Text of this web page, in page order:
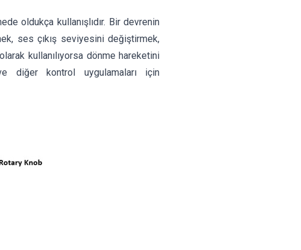
oldukça kullanışlıdır. Bir devrenin
ses çıkış seviyesini değiştirmek,
kullanılıyorsa dönme hareketini
diğer kontrol uygulamaları için